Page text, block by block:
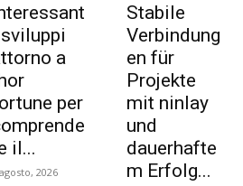
a
per
il...
2026
Stabile
Verbindung
en für
Projekte
mit ninlay
und
dauerhafte
m Erfolg...